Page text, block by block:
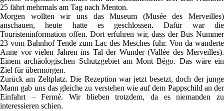
25 fährt mehrmals am Tag nach Menton.
Morgen wollten wir uns das Museum (Musée des Merveilles)
anschauen, heute hatte es geschlossen. Dafür war die
Touristeninformation offen. Dort erfuhren wir, dass der Bus Nummer
23 vom Bahnhof Tende zum Lac des Mesches fuhr. Von da wanderte
Anne vor vielen Jahren ins Tal der Wunder (Vallée des Merveilles).
Einem archäologischen Schutzgebiet am Mont Bégo. Das wäre ein
Ziel für übermorgen.
Zurück am Zeltplatz. Die Rezeption war jetzt besetzt, doch der junge
Mann gab uns das gleiche zu verstehen wie auf dem Pappschild an der
Einfahrt – Fermé. Wir blieben trotzdem, da es niemanden zu
interessieren schien.